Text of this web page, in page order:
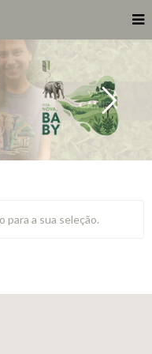
a sua seleção.